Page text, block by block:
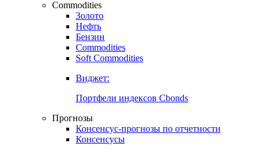
Commodities
Золото
Нефть
Бензин
Commodities
Soft Commodities
Виджет:
Портфели индексов Cbonds
Прогнозы
Консенсус-прогнозы по отчетности
Консенсусы